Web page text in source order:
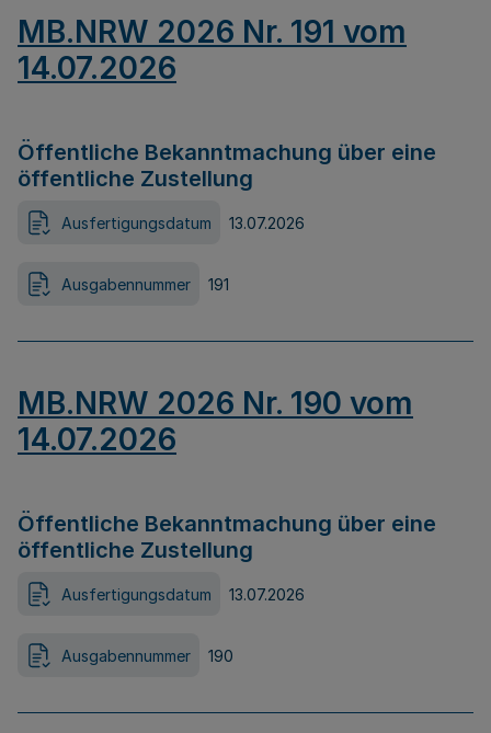
MB.NRW 2026 Nr. 191 vom
14.07.2026
Öffentliche Bekanntmachung über eine
öffentliche Zustellung
Ausfertigungsdatum 13.07.2026
Ausgabennummer 191
MB.NRW 2026 Nr. 190 vom
14.07.2026
Öffentliche Bekanntmachung über eine
öffentliche Zustellung
Ausfertigungsdatum 13.07.2026
Ausgabennummer 190